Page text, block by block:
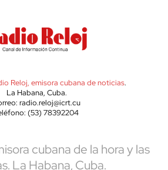
Reloj, emisora cubana de noticias.
La Habana, Cuba.
radio.reloj@icrt.cu
(53) 78392204
cubana de la hora y las
La Habana, Cuba.